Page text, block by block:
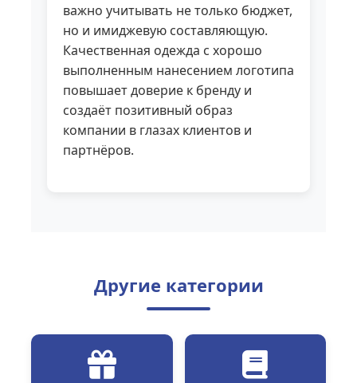
важно учитывать не только бюджет,
но и имиджевую составляющую.
Качественная одежда с хорошо
выполненным нанесением логотипа
повышает доверие к бренду и
создаёт позитивный образ
компании в глазах клиентов и
партнёров.
Другие категории